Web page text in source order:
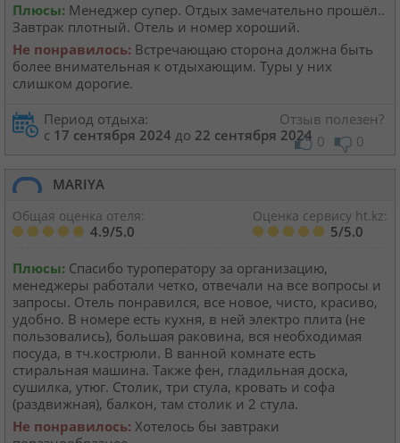
Плюсы: Менеджер супер. Отдых замечательно прошёл..
Завтрак плотный. Отель и номер хороший.
Не понравилось: Встречающаю сторона должна быть
более внимательная к отдыхающим. Туры у них
слишком дорогие.
Период отдыха:
с 17 сентября 2024 до 22 сентября 2024
Отзыв полезен?
0
0
MARIYA
Общая оценка отеля:
4.9/5.0
Оценка сервису ht.kz:
5/5.0
Плюсы: Спасибо туроператору за организацию,
менеджеры работали четко, отвечали на все вопросы и
запросы. Отель понравился, все новое, чисто, красиво,
удобно. В номере есть кухня, в ней электро плита (не
пользовались), большая раковина, вся необходимая
посуда, в тч.кострюли. В ванной комнате есть
стиральная машина. Также фен, гладильная доска,
сушилка, утюг. Столик, три стула, кровать и софа
(раздвижная), балкон, там столик и 2 стула.
Не понравилось: Хотелось бы завтраки